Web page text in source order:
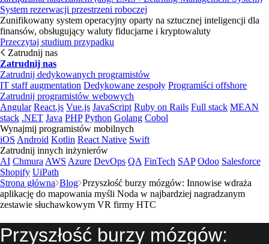
System rezerwacji przestrzeni roboczej
Zunifikowany system operacyjny oparty na sztucznej inteligencji dla
finansów, obsługujący waluty fiducjarne i kryptowaluty
Przeczytaj studium przypadku
Zatrudnij nas
Zatrudnij nas
Zatrudnij dedykowanych programistów
IT staff augmentation Dedykowane zespoły Programiści offshore
Zatrudnij programistów webowych
Angular React.js Vue.js JavaScript Ruby on Rails Full stack MEAN
stack .NET Java PHP Python Golang Cobol
Wynajmij programistów mobilnych
iOS Android Kotlin React Native Swift
Zatrudnij innych inżynierów
AI Chmura AWS Azure DevOps QA FinTech SAP Odoo Salesforce
Shopify UiPath
Strona główna Blog Przyszłość burzy mózgów: Innowise wdraża
aplikację do mapowania myśli Noda w najbardziej nagradzanym
zestawie słuchawkowym VR firmy HTC
Przyszłość burzy mózgów: